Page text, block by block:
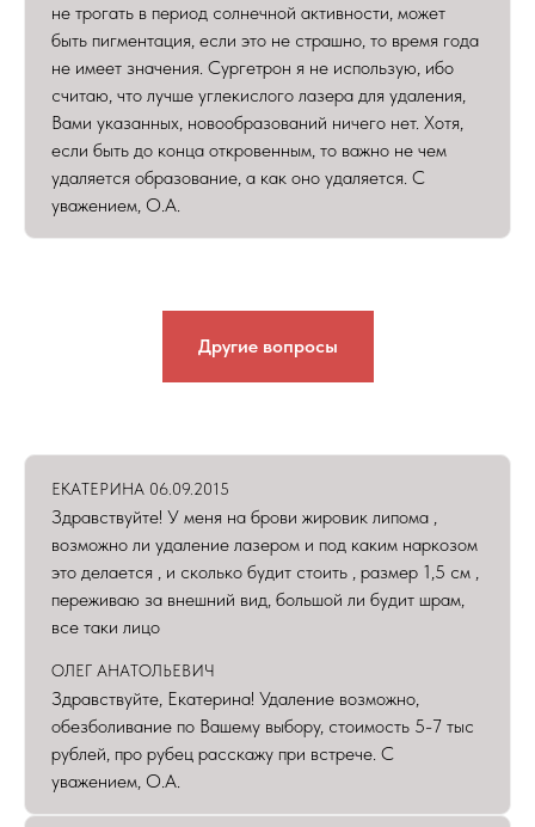
не трогать в период солнечной активности, может
быть пигментация, если это не страшно, то время года
не имеет значения. Сургетрон я не использую, ибо
считаю, что лучше углекислого лазера для удаления,
Вами указанных, новообразований ничего нет. Хотя,
если быть до конца откровенным, то важно не чем
удаляется образование, а как оно удаляется. С
уважением, О.А.
Другие вопросы
ЕКАТЕРИНА 06.09.2015
Здравствуйте! У меня на брови жировик липома ,
возможно ли удаление лазером и под каким наркозом
это делается , и сколько будит стоить , размер 1,5 см ,
переживаю за внешний вид, большой ли будит шрам,
все таки лицо
ОЛЕГ АНАТОЛЬЕВИЧ
Здравствуйте, Екатерина! Удаление возможно,
обезболивание по Вашему выбору, стоимость 5-7 тыс
рублей, про рубец расскажу при встрече. С
уважением, О.А.